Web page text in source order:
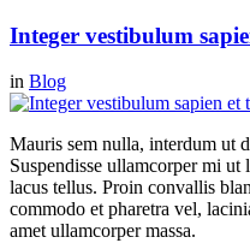
Integer vestibulum
in Blog
Mauris sem nulla, interdum ut
Suspendisse ullamcorper mi ut
lacus tellus. Proin convallis
commodo et pharetra vel,
amet ullamcorper massa.